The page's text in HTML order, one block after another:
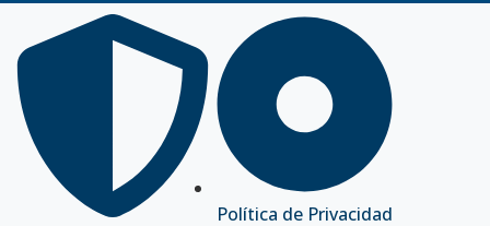
Política de Privacidad